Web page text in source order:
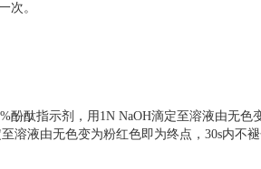
次。
酞指示剂，用1N NaOH滴定至溶液由无
溶液由无色变为粉红色即为终点，30s内不褪